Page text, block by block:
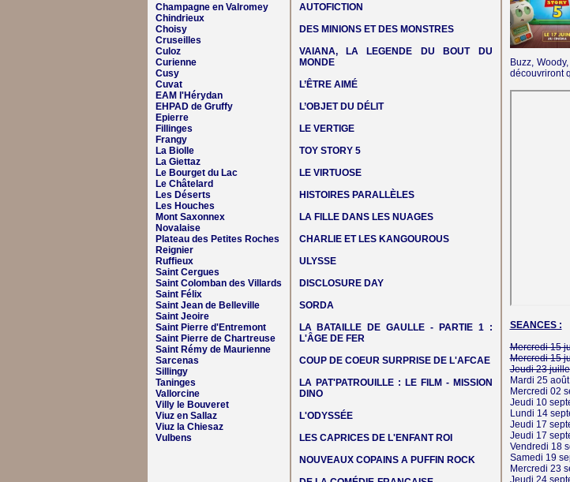
Champagne en Valromey
Chindrieux
Choisy
Cruseilles
Culoz
Curienne
Cusy
Cuvat
EAM l'Hérydan
EHPAD de Gruffy
Epierre
Fillinges
Frangy
La Biolle
La Giettaz
Le Bourget du Lac
Le Châtelard
Les Déserts
Les Houches
Mont Saxonnex
Novalaise
Plateau des Petites Roches
Reignier
Ruffieux
Saint Cergues
Saint Colomban des Villards
Saint Félix
Saint Jean de Belleville
Saint Jeoire
Saint Pierre d'Entremont
Saint Pierre de Chartreuse
Saint Rémy de Maurienne
Sarcenas
Sillingy
Taninges
Vallorcine
Villy le Bouveret
Viuz en Sallaz
Viuz la Chiesaz
Vulbens
AUTOFICTION
DES MINIONS ET DES MONSTRES
VAIANA, LA LEGENDE DU BOUT DU
MONDE
L’ÊTRE AIMÉ
L’OBJET DU DÉLIT
LE VERTIGE
TOY STORY 5
LE VIRTUOSE
HISTOIRES PARALLÈLES
LA FILLE DANS LES NUAGES
CHARLIE ET LES KANGOUROUS
ULYSSE
DISCLOSURE DAY
SORDA
LA BATAILLE DE GAULLE - PARTIE 1 :
L'ÂGE DE FER
COUP DE COEUR SURPRISE DE L'AFCAE
LA PAT'PATROUILLE : LE FILM - MISSION
DINO
L'ODYSSÉE
LES CAPRICES DE L'ENFANT ROI
NOUVEAUX COPAINS A PUFFIN ROCK
Buzz,
découvriront
SEANCES :
Mercredi 15
Mercredi 15
Jeudi 23
Mardi 25
Mercredi 02
Jeudi 10
Lundi 14
Jeudi 17
Jeudi 17
Vendredi 18
Samedi 19
Mercredi 23
Jeudi 24